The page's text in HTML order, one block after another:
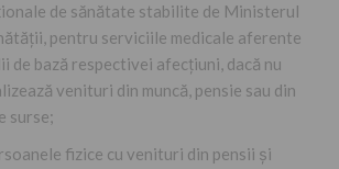
de sănătate stabilite de Ministerul
pentru serviciile medicale aferente
de bază respectivei afecţiuni, dacă nu
venituri din muncă, pensie sau din
surse;
fizice cu venituri din pensii și